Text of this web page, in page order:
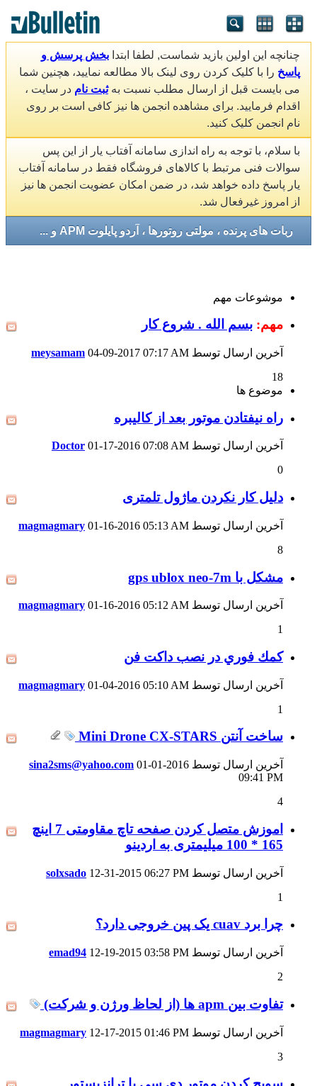
چنانچه این اولین بازید شماست, لطفا ابتدا بخش پرسش و
پاسخ را با کلیک کردن روی لینک بالا مطالعه نمایید، هچنین شما
می بایست قبل از ارسال مطلب نسبت بهثبت نام در سایت ،
اقدام فرمایید. برای مشاهده انجمن ها نیز کافی است بر روی
نام انجمن کلیک کنید.
با سلام، با توجه به راه اندازی سامانه آفتاب یار از این پس
سوالات فنی مرتبط با کالاهای فروشگاه فقط در سامانه آفتاب
یار پاسخ داده خواهد شد، در ضمن امکان عضویت انجمن ها نیز
از امروز غیرفعال شد.
ربات های پرنده ، مولتی روتورها ، آردو پایلوت APM و ...
موشوعات مهم
مهم: بسم الله . شروع کار
آخرین ارسال توسط meysamam 04-09-2017 07:17 AM
18
موضوع ها
راه نیفتادن موتور بعد از کالیبره
آخرین ارسال توسط Doctor 01-17-2016 07:08 AM
0
دلیل کار نکردن ماژول تلمتری
آخرین ارسال توسط magmagmary 01-16-2016 05:13 AM
8
مشکل با gps ublox neo-7m
آخرین ارسال توسط magmagmary 01-16-2016 05:12 AM
1
كمك فوري در نصب داكت فن
آخرین ارسال توسط magmagmary 01-04-2016 05:10 AM
1
ساخت آنتن Mini Drone CX-STARS
آخرین ارسال توسط sina2sms@yahoo.com 01-01-2016
09:41 PM
4
اموزش متصل کردن صفحه تاچ مقاومتی 7 اینچ
165 * 100 میلیمتری به اردینو
آخرین ارسال توسط solxsado 12-31-2015 06:27 PM
1
چرا برد cuav یک پین خروجی دارد؟
آخرین ارسال توسط emad94 12-19-2015 03:58 PM
2
تفاوت بین apm ها (از لحاظ ورژن و شرکت)
آخرین ارسال توسط magmagmary 12-17-2015 01:46 PM
3